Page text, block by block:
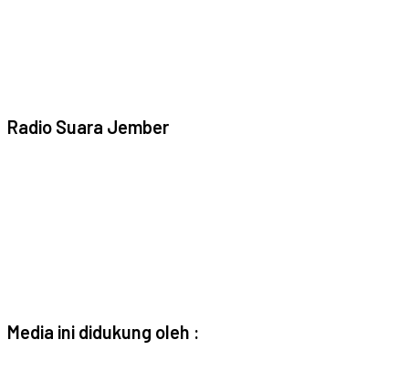
Radio Suara Jember
Media ini didukung oleh :